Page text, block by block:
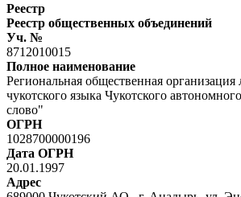
Реестр
Реестр общественных объединений
Уч. №
8712010015
Полное наименование
Региональная общественная организация
чукотского языка Чукотского
слово"
ОГРН
1028700000196
Дата ОГРН
20.01.1997
Адрес